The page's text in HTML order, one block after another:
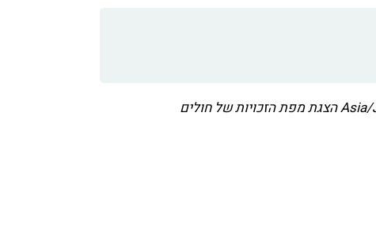
Asia/הצגת מפת הזכויות של חולים